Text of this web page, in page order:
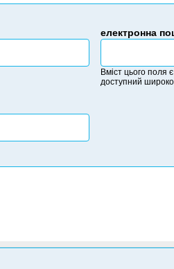
електронна
Вміст цього поля
доступний